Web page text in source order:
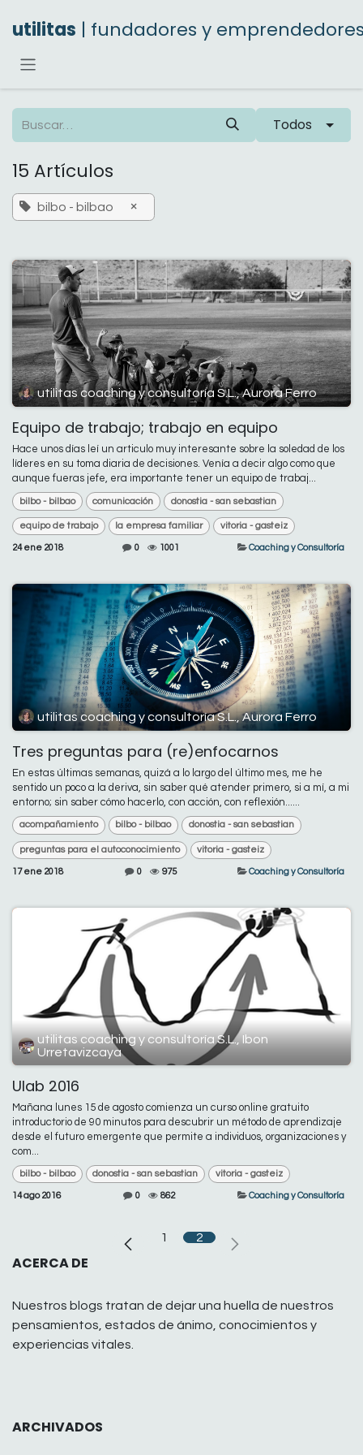
utilitas | fundadores y
Todos
15 Artículos
bilbo - bilbao ×
utilitas coaching y consultoría S.L., Aurora Ferro
Equipo de trabajo; trabajo en equipo
Hace unos días leí un articulo muy interesante sobre la soledad de los
líderes en su toma diaria de decisiones. Venía a decir algo como que
aunque fueras jefe, era importante tener un equipo de trabaj...
bilbo - bilbao comunicación donostia - san sebastian
equipo de trabajo la empresa familiar vitoria - gasteiz
24 ene 2018 0 1001 Coaching y Consultoría
utilitas coaching y consultoría S.L., Aurora Ferro
Tres preguntas para (re)enfocarnos
En estas últimas semanas, quizá a lo largo del último mes, me he
sentido un poco a la deriva, sin saber qué atender primero, si a mí, a mi
entorno; sin saber cómo hacerlo, con acción, con reflexión......
acompañamiento bilbo - bilbao donostia - san sebastian
preguntas para el autoconocimiento vitoria - gasteiz
17 ene 2018 0 975 Coaching y Consultoría
utilitas coaching y consultoría S.L., Ibon
Urretavizcaya
Ulab 2016
Mañana lunes 15 de agosto comienza un curso online gratuito
introductorio de 90 minutos para descubrir un método de aprendizaje
desde el futuro emergente que permite a individuos, organizaciones y
com...
bilbo - bilbao donostia - san sebastian vitoria - gasteiz
14 ago 2016 0 862 Coaching y Consultoría
1 2
ACERCA DE
Nuestros blogs tratan de dejar una huella de nuestros
pensamientos, estados de ánimo, conocimientos y
experiencias vitales.
ARCHIVADOS